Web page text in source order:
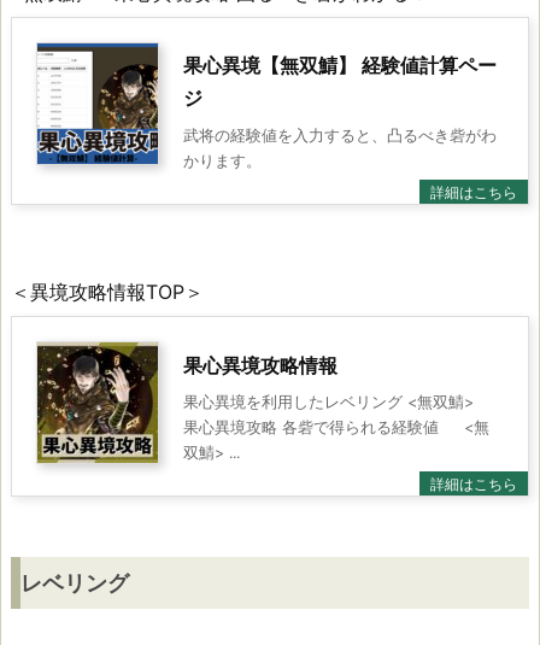
レ
ベ
グ
取
得
可
能
経
値
ま
果心異境【無双鯖】 経験値計算ペー
ジ
武将の経験値を入力すると、凸るべき砦がわ
かります。
＜異境攻略情報TOP＞
果心異境攻略情報
果心異境を利用したレベリング <無双鯖>
果心異境攻略 各砦で得られる経験値 <無
双鯖> ...
レベリング